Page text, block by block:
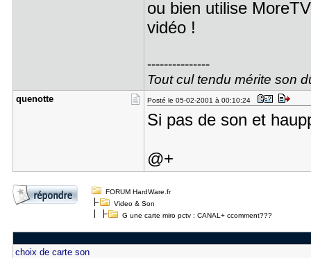
ou bien utilise
vidéo !
---------------
Tout cul tendu mérite son
quenotte Posté le 05-02-2001 à 00:10:24
Si pas de son et
@+
FORUM HardWare.fr
Video & Son
G une carte miro pctv : CANAL+ ccomment???
choix de carte son